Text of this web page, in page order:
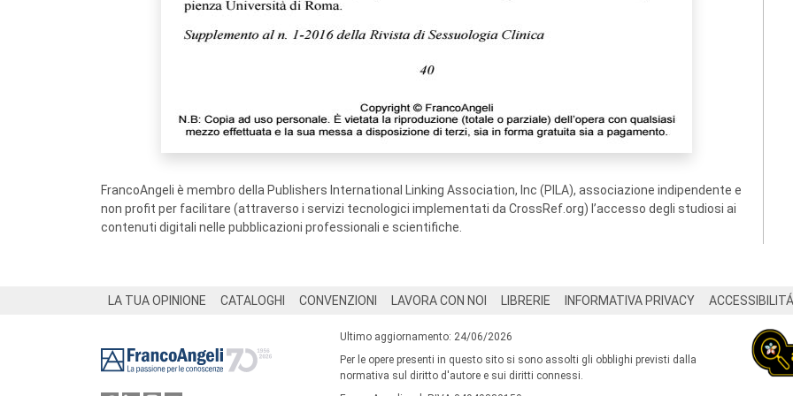
FrancoAngeli è membro della Publishers International Linking Association, Inc (PILA), associazione indipendente e
non profit per facilitare (attraverso i servizi tecnologici implementati da CrossRef.org) l’accesso degli studiosi ai
contenuti digitali nelle pubblicazioni professionali e scientifiche.
LA TUA OPINIONE CATALOGHI CONVENZIONI LAVORA CON NOI LIBRERIE INFORMATIVA PRIVACY ACCESSIBILITÁ
Ultimo aggiornamento: 24/06/2026
Per le opere presenti in questo sito si sono assolti gli obblighi previsti dalla
normativa sul diritto d'autore e sui diritti connessi.